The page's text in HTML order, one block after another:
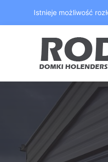
Istnieje możliwość